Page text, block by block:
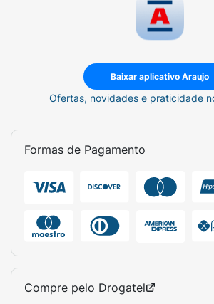
Baixar aplicativo Araujo
Ofertas, novidades e praticidade
Formas de Pagamento
Compre pelo Drogatel